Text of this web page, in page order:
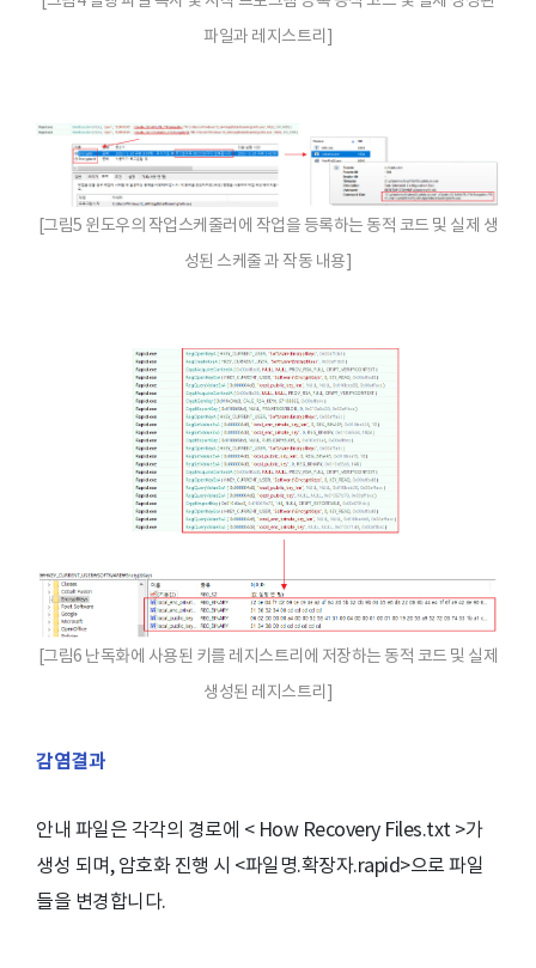
파일과 레지스트리]
[그림5 윈도우의 작업스케줄러에 작업을 등록하는 동적 코드 및 실제 생
성된 스케줄 과 작동 내용]
[그림6 난독화에 사용된 키를 레지스트리에 저장하는 동적 코드 및 실제
생성된 레지스트리]
감염결과
안내 파일은 각각의 경로에 < How Recovery Files.txt >가
생성 되며, 암호화 진행 시 <파일명.확장자.rapid>으로 파일
들을 변경합니다.